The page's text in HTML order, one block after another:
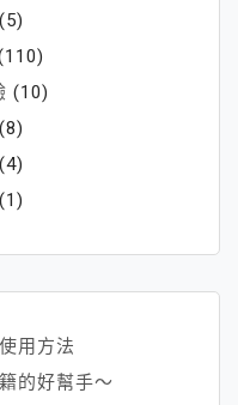
(5)
(10)
(8)
(4)
(1)
用方法
的好幫手～